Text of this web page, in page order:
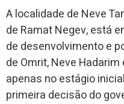
A localidade de Neve
de Ramat Negev, está
de desenvolvimento e
de Omrit, Neve
apenas no estágio
primeira decisão do